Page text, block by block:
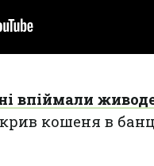
впіймали
кошеня в